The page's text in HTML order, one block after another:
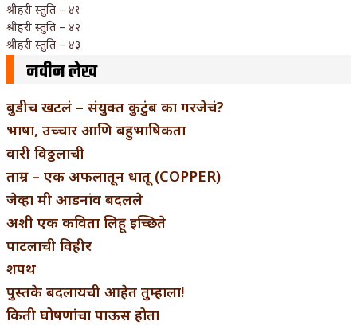
श्रीहरी स्तुति – ४१
श्रीहरी स्तुति – ४२
श्रीहरी स्तुति – ४३
नवीन लेख
बुडीच खटलं – संयुक्त कुटुंब का गरजेचं?
भाषा, उच्चार आणि बहुभाषिकता
वारी विठ्ठलाची
ताम्र – एक अफलातून धातू (COPPER)
जेव्हा मी आडनांव बदलले
अशी एक कविता लिहू इच्छिते
पाटलाची विहीर
शपथ
पुस्तके बदलायची आहेत तुम्हाला!
किती घोषणांचा पाऊस होता